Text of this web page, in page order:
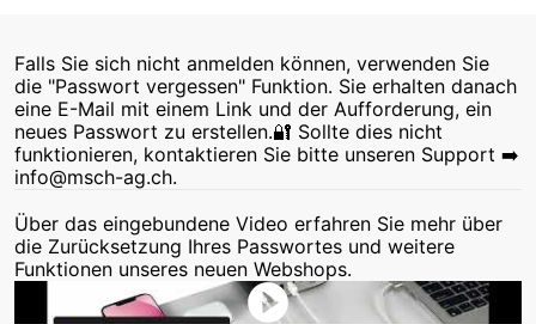
Falls Sie sich nicht anmelden können, verwenden Sie
die "Passwort vergessen" Funktion. Sie erhalten danach
eine E-Mail mit einem Link und der Aufforderung, ein
neues Passwort zu erstellen.🔐 Sollte dies nicht
funktionieren, kontaktieren Sie bitte unseren Support ➡️
info@msch-ag.ch.
Über das eingebundene Video erfahren Sie mehr über
die Zurücksetzung Ihres Passwortes und weitere
Funktionen unseres neuen Webshops.